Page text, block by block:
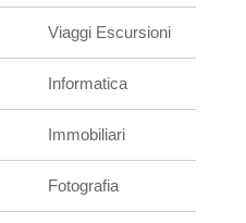
Viaggi Escursioni
Informatica
Immobiliari
Fotografia